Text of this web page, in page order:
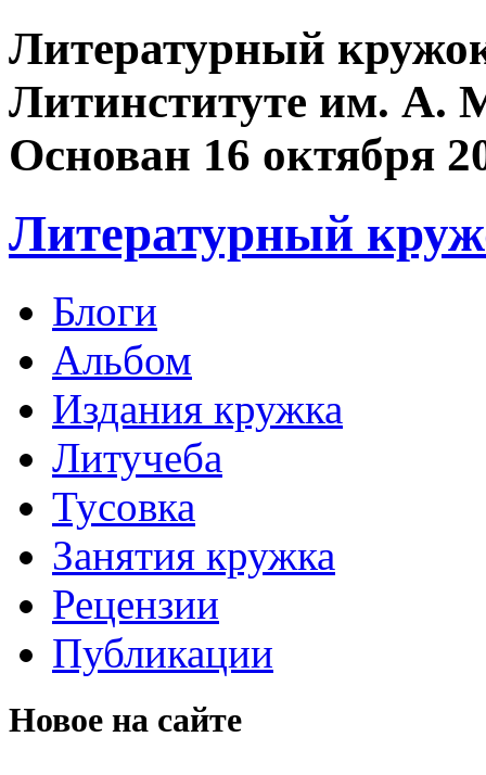
Литературный
Литинституте им. А.
Основан 16 октября
Литературный
Блоги
Альбом
Издания кружка
Литучеба
Тусовка
Занятия кружка
Рецензии
Публикации
Новое на сайте